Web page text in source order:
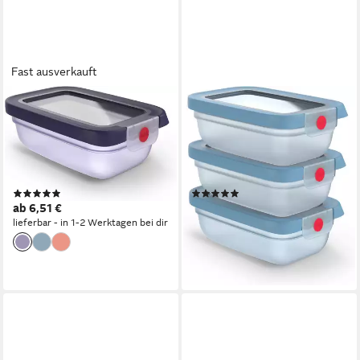
Fast ausverkauft
EMSA
Frischhaltedose oneClick,
Polyprophylen (PP), (1-tlg),
verschlossen mit nur 1 x Klick,
100% dicht, made in Germany
ab 6,51 €
lieferbar - in 1-2 Werktagen bei dir
EMSA
Frischhaltedose oneClick,
Polyprophylen (PP), (Set, 3-
tlg), verschlossen mit nur 1 x
Klick, 100% dicht, made in
Germany
14,63 € UVP20,97 €
-30%
lieferbar in 4 Wochen